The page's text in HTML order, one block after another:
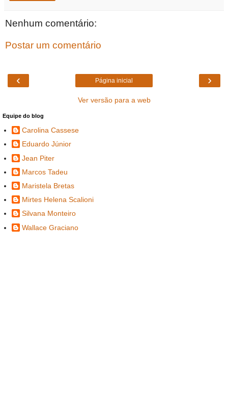
Nenhum comentário:
Postar um comentário
‹ ›
Página inicial
Ver versão para a web
Equipe do blog
Carolina Cassese
Eduardo Júnior
Jean Piter
Marcos Tadeu
Maristela Bretas
Mirtes Helena Scalioni
Silvana Monteiro
Wallace Graciano